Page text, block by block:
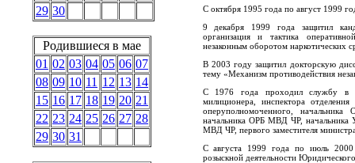
29 30
Родившиеся в мае
01 02 03 04 05 06 07
08 09 10 11 12 13 14
15 16 17 18 19 20 21
22 23 24 25 26 27 28
29 30 31
С октября 1995 года по август 1999
9 декабря 1999 года защитил
организация и тактика
незаконным оборотом наркотических
В 2003 году защитил докторскую
тему «Механизм противодействия
С 1976 года проходил службу в
милиционера, инспектора
оперуполномоченного,
начальника ОРБ МВД ЧР, начальника
МВД ЧР, первого заместителя
С августа 1999 года по июль 2000
розыскной деятельности